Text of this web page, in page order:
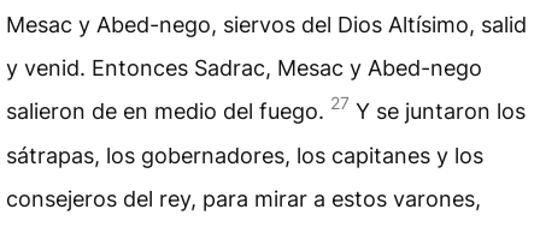
Mesac y Abed-nego, siervos del Dios Altísimo, salid
y venid. Entonces Sadrac, Mesac y Abed-nego
salieron de en medio del fuego. 27 Y se juntaron los
sátrapas, los gobernadores, los capitanes y los
consejeros del rey, para mirar a estos varones,